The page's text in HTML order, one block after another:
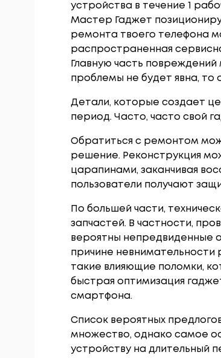
устройства в течение 1
Мастер Гаджет
ремонта твоего телефона
распространенная
Главную часть
проблемы не будет явна, то
Детали, которые создает
период. Часто, часто свой
Обратиться с ремонтом
решение. Реконструкция
царапинами, заканчивая
пользователи получают
По большей части,
запчастей. В частности,
вероятны непредвиденные
причине невнимательности
такие влияющие поломки,
быстрая оптимизация
смартфона.
Список вероятных
множество, однако самое
устройству на длительный